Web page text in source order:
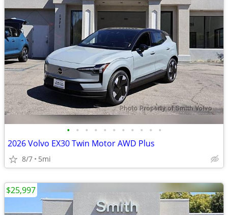
• • • • • • • • • • •
2026 Volvo EX30 Twin Motor AWD Plus
8/7 5mi
$25,997